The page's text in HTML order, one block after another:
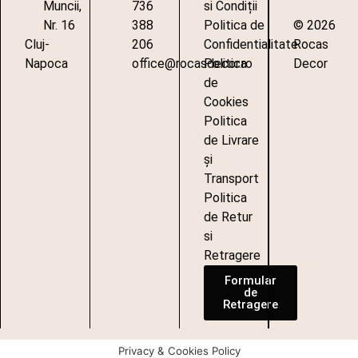
Muncii,
Nr. 16
Cluj-
Napoca
736
388
206
office@rocasdecor.ro
si Condiții
Politica de
Confidentialitate
Politica
de
Cookies
Politica
de Livrare
și
Transport
Politica
de Retur
si
Retragere
Formular
de
Retragere
© 2026
Rocas
Decor
Privacy & Cookies Policy